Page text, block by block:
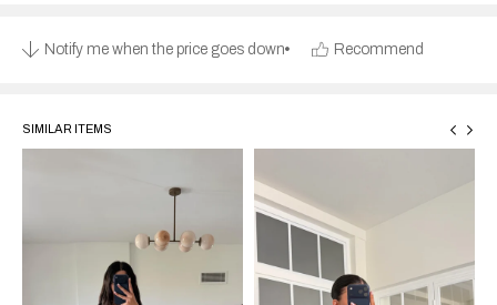
Notify me when the price goes down Recommend
SIMILAR ITEMS